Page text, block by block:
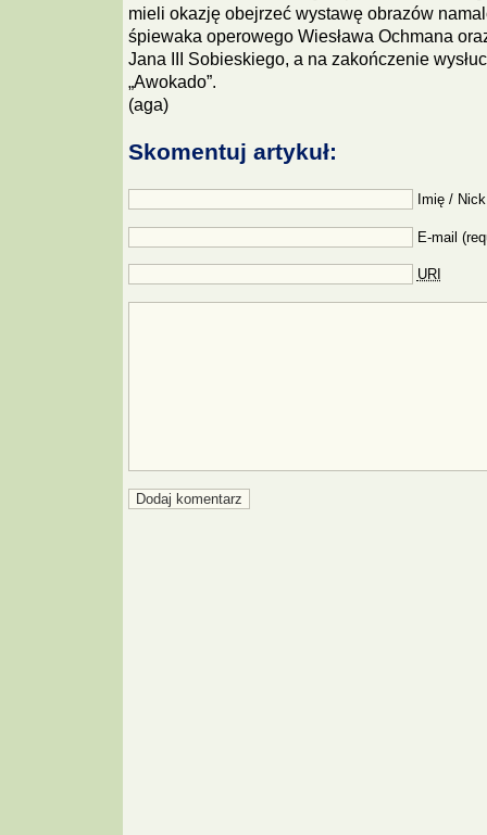
mieli okazję obejrzeć wystawę obrazów
śpiewaka operowego Wiesława Ochmana
Jana III Sobieskiego, a na zakończenie
„Awokado”.
(aga)
Skomentuj artykuł:
Imię /
E-mail
URI